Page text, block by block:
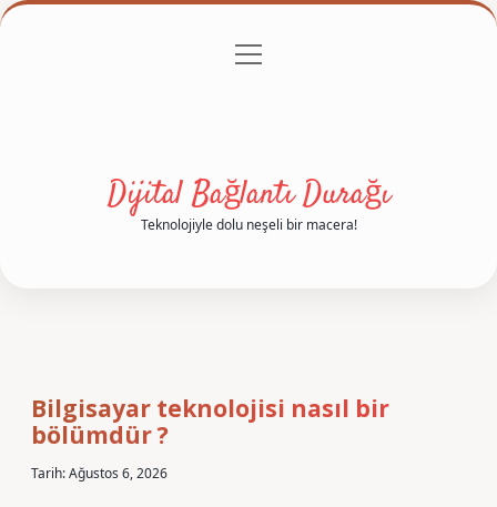
Gizlilik Politikası
menüyü
Dijital Bağlantı Durağı
Teknolojiyle dolu neşeli bir macera!
Bağlantı
Durağı
Yazılar
Bilgisayar teknolojisi nasıl bir
bölümdür ?
Tarih: Ağustos 6, 2026